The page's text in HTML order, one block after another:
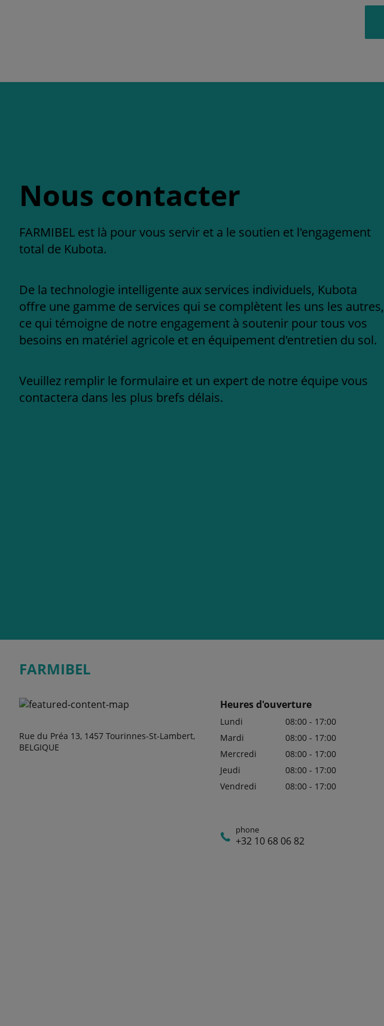
Nous contacter
FARMIBEL est là pour vous servir et a le soutien et l'engagement
total de Kubota.
De la technologie intelligente aux services individuels, Kubota
offre une gamme de services qui se complètent les uns les autres,
ce qui témoigne de notre engagement à soutenir pour tous vos
besoins en matériel agricole et en équipement d'entretien du sol.
Veuillez remplir le formulaire et un expert de notre équipe vous
contactera dans les plus brefs délais.
FARMIBEL
Rue du Préa 13, 1457 Tourinnes-St-Lambert,
BELGIQUE
Heures d'ouverture
Lundi
08:00 - 17:00
Mardi
08:00 - 17:00
Mercredi
08:00 - 17:00
Jeudi
08:00 - 17:00
Vendredi
08:00 - 17:00
phone
+32 10 68 06 82